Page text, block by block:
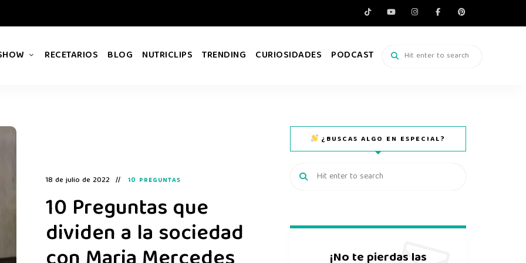
RECETARIOS BLOG NUTRICLIPS TRENDING CURIOSIDADES PODCAST
18 de julio de 2022 10 PREGUNTAS
10 Preguntas que
dividen a la sociedad
¿BUSCAS ALGO EN ESPECIAL?
¡No te pierdas las